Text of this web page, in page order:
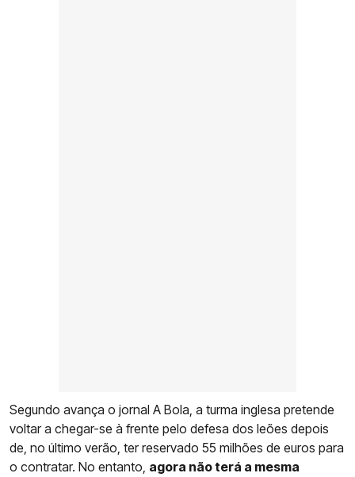
Segundo avança o jornal A Bola, a turma inglesa pretende
voltar a chegar-se à frente pelo defesa dos leões depois
de, no último verão, ter reservado 55 milhões de euros para
o contratar. No entanto, agora não terá a mesma